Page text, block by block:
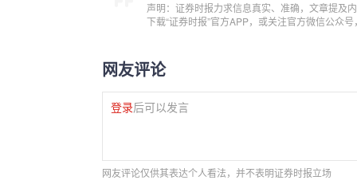
声明：证券时报力求信息真实、准确，文章提及
下载“证券时报”官方APP，或关注官方微信公众
网友评论
登录后可以发言
网友评论仅供其表达个人看法，并不表明证券时报立场